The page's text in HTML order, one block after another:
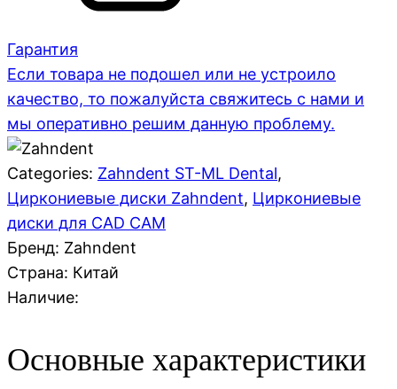
Гарантия
Если товара не подошел или не устроило
качество, то пожалуйста свяжитесь с нами и
мы оперативно решим данную проблему.
Categories: Zahndent ST-ML Dental,
Циркониевые диски Zahndent, Циркониевые
диски для CAD CAM
Бренд: Zahndent
Страна: Китай
Наличие:
Основные характеристики